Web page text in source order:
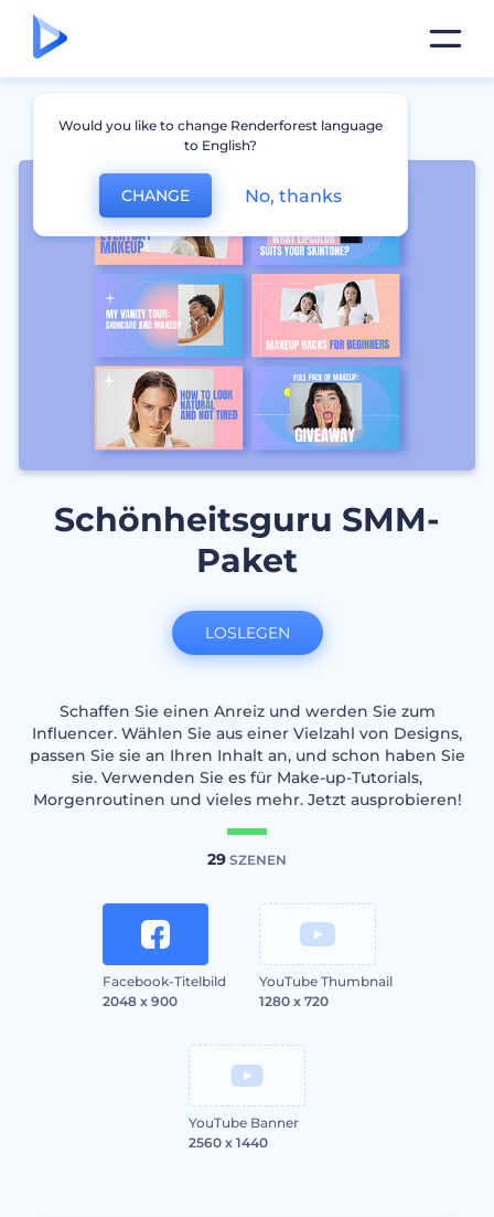
Schönheitsguru SMM-
Paket
Schaffen Sie einen Anreiz und werden Sie zum
Influencer. Wählen Sie aus einer Vielzahl von Designs,
passen Sie sie an Ihren Inhalt an, und schon haben Sie
sie. Verwenden Sie es für Make-up-Tutorials,
Morgenroutinen und vieles mehr. Jetzt ausprobieren!
29 SZENEN
Facebook-Titelbild
2048 x 900
YouTube Thumbnail
1280 x 720
YouTube Banner
2560 x 1440
LOSLEGEN
Would you like to change Renderforest language
to English?
CHANGE No, thanks